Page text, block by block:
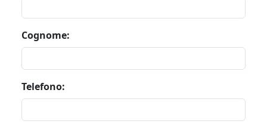
Cognome:
Telefono: